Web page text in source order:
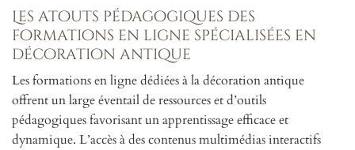
Les atouts pédagogiques des
formations en ligne spécialisées en
décoration antique
Les formations en ligne dédiées à la décoration antique
offrent un large éventail de ressources et d’outils
pédagogiques favorisant un apprentissage efficace et
dynamique. L’accès à des contenus multimédias interactifs